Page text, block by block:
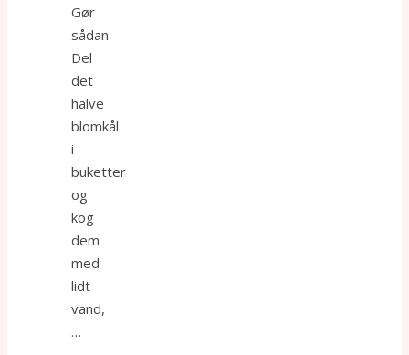
Gør
sådan
Del
det
halve
blomkål
i
buketter
og
kog
dem
med
lidt
vand,
…